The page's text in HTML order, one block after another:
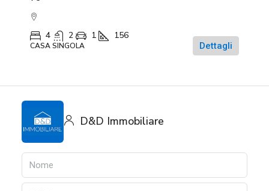
4 2 1 156
CASA SINGOLA Dettagli
D&D Immobiliare